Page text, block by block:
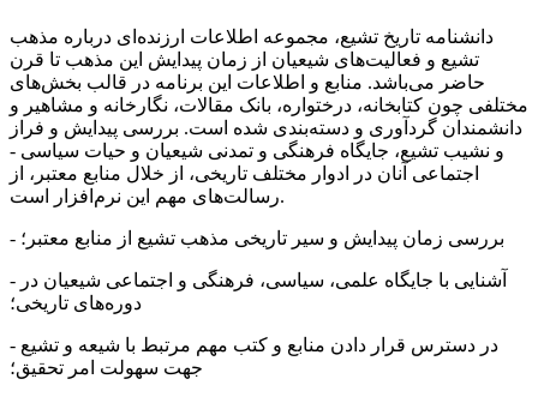
دانشنامه تاریخ تشیع، مجموعه‌ اطلاعات ارزنده‌ای درباره مذهب
تشیع و فعالیت‌های شیعیان از زمان پیدایش این مذهب تا قرن
حاضر می‌باشد. منابع و اطلاعات این برنامه در قالب بخش‌های
مختلفی چون کتابخانه، درختواره، بانک مقالات، نگارخانه و مشاهیر و
دانشمندان گردآوری و دسته‌بندی شده است. بررسی پیدایش و فراز
و نشیب تشیع، جایگاه فرهنگی و تمدنی شیعیان و حیات سیاسی -
اجتماعی آنان در ادوار مختلف تاریخی، از خلال منابع معتبر، از
رسالت‌های مهم این نرم‌افزار است.
- بررسی زمان پیدایش و سیر تاریخی مذهب تشیع از منابع معتبر؛
- آشنایی با جایگاه علمی، سیاسی، فرهنگی و اجتماعی شیعیان در
دوره‌های تاریخی؛
- در دسترس قرار دادن منابع و کتب مهم مرتبط با شیعه و تشیع
جهت سهولت امر تحقیق؛